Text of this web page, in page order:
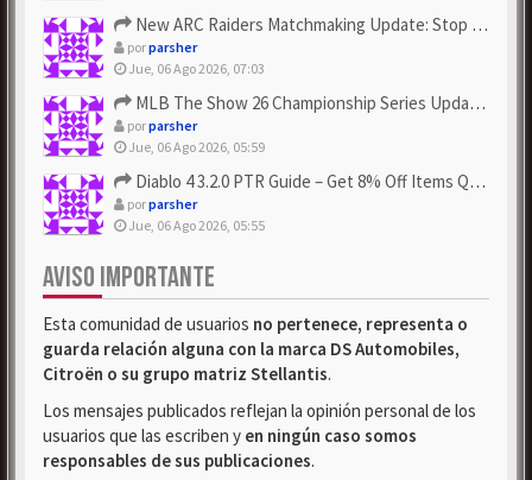
New ARC Raiders Matchmaking Update: Stop Failed - Grab Bluep...
porparsher
Jue, 06 Ago 2026, 07:03
MLB The Show 26 Championship Series Update! Get Cheap & ...
porparsher
Jue, 06 Ago 2026, 05:59
Diablo 4 3.2.0 PTR Guide – Get 8% Off Items Quickly to Test ...
porparsher
Jue, 06 Ago 2026, 05:55
AVISO IMPORTANTE
Esta comunidad de usuarios no pertenece, representa o
guarda relación alguna con la marca DS Automobiles,
Citroën o su grupo matriz Stellantis.
Los mensajes publicados reflejan la opinión personal de los
usuarios que las escriben y en ningún caso somos
responsables de sus publicaciones.